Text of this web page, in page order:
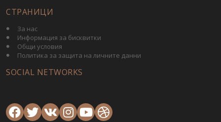
СТРАНИЦИ
За нас
Информация за бисквитки
Общи условия
Политика за защита на личните данни
SOCIAL NETWORKS